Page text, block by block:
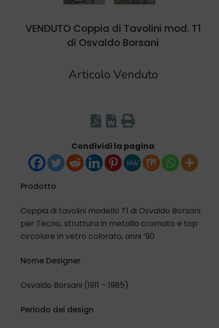
VENDUTO Coppia di Tavolini mod. T1
di Osvaldo Borsani
Articolo Venduto
Condividi la pagina
Prodotto
Coppia di tavolini modello T1 di Osvaldo Borsani
per Tecno, struttura in metallo cromato e top
circolare in vetro colorato, anni ’90
Nome Designer
Osvaldo Borsani (1911 – 1985)
Periodo del design